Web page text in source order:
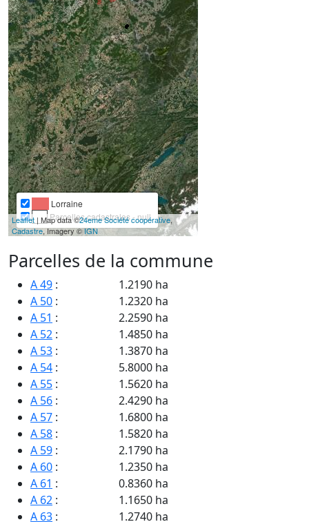
Lorraine
Parcelles cadastrales - null
Leaflet | Map data ©24eme Société coopérative,
Cadastre, Imagery ©IGN
Parcelles de la commune
A 49 :
1.2190 ha
A 50 :
1.2320 ha
A 51 :
2.2590 ha
A 52 :
1.4850 ha
A 53 :
1.3870 ha
A 54 :
5.8000 ha
A 55 :
1.5620 ha
A 56 :
2.4290 ha
A 57 :
1.6800 ha
A 58 :
1.5820 ha
A 59 :
2.1790 ha
A 60 :
1.2350 ha
A 61 :
0.8360 ha
A 62 :
1.1650 ha
A 63 : 1.2740 ha